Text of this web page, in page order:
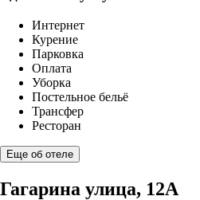
Интернет
Курение
Парковка
Оплата
Уборка
Постельное бельё
Трансфер
Ресторан
Еще об отеле
Гагарина улица, 12А